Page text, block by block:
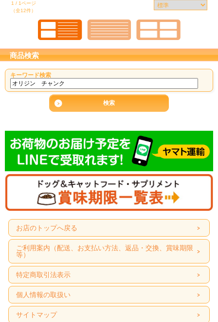
1 / 1ページ
（全12件）
商品検索
キーワード検索
お店のトップへ戻る
ご利用案内（配送、お支払い方法、返品・交換、賞味期限
等）
特定商取引法表示
個人情報の取扱い
サイトマップ